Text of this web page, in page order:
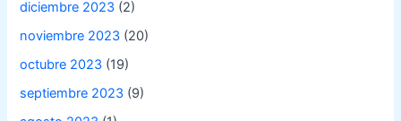
diciembre 2023 (2)
noviembre 2023 (20)
octubre 2023 (19)
septiembre 2023 (9)